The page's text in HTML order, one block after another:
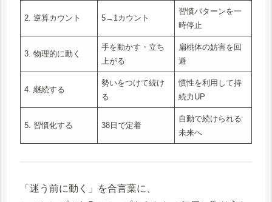
2. 逆算カウント 5→1カウント
習慣パターンを一
時停止
3. 物理的に動く
手を動かす・立ち
上がる
扁桃体の妨害を回
避
4. 継続する
勢いをつけて続け
る
慣性を利用して持
続力UP
5. 習慣化する 38日で定着
自動で続けられる
未来へ
「迷う前に動く」を合言葉に、